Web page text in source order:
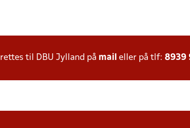
til DBU Jylland på mail eller på tlf: 8939